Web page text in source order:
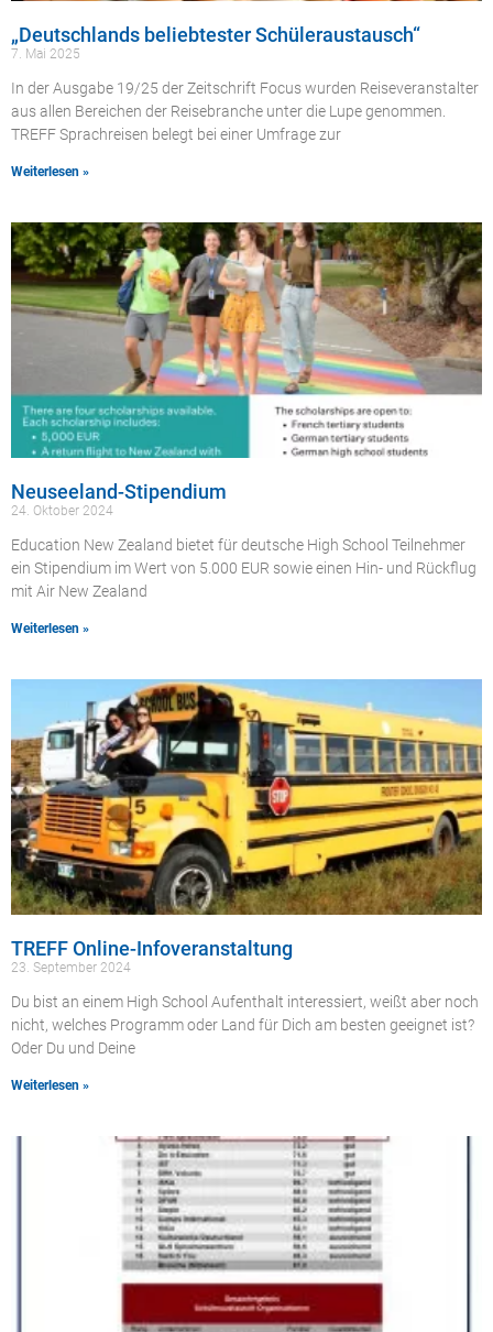
„Deutschlands beliebtester Schüleraustausch“
7. Mai 2025
In der Ausgabe 19/25 der Zeitschrift Focus wurden Reiseveranstalter
aus allen Bereichen der Reisebranche unter die Lupe genommen.
TREFF Sprachreisen belegt bei einer Umfrage zur
Weiterlesen »
Neuseeland-Stipendium
24. Oktober 2024
Education New Zealand bietet für deutsche High School Teilnehmer
ein Stipendium im Wert von 5.000 EUR sowie einen Hin- und Rückflug
mit Air New Zealand
Weiterlesen »
TREFF Online-Infoveranstaltung
23. September 2024
Du bist an einem High School Aufenthalt interessiert, weißt aber noch
nicht, welches Programm oder Land für Dich am besten geeignet ist?
Oder Du und Deine
Weiterlesen »